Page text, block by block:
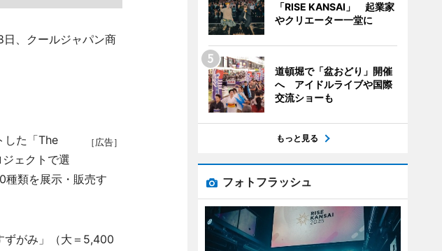
、クールジャパン商
［広告］
した「The
ェクトで選
種類を展示・販売す
ずがみ」（大＝5,400
「RISE KANSAI」 起業家
やクリエーター一堂に
道頓堀で「盆おどり」開催
へ アイドルライブや国際
交流ショーも
もっと見る
フォトフラッシュ